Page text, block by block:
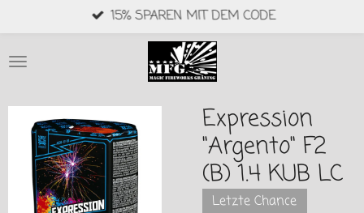
springen
15% SPAREN MIT DEM CODE
Expression
"Argento" F2
(B) 1.4 KUB LC
Letzte Chance